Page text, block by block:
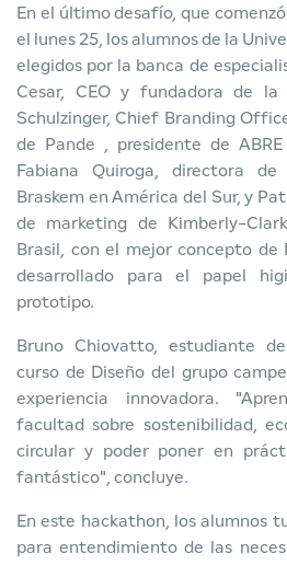
En el último desafío, que
el lunes 25, los alumnos de la
elegidos por la banca de
Cesar, CEO y fundadora de la
Schulzinger, Chief Branding
de
Pande , presidente de
Fabiana Quiroga, directora
Braskem en América del Sur, y
de marketing de
Kimberly-
Brasil, con el mejor concepto de
desarrollado para el papel
prototipo.
Bruno Chiovatto, estudiante
curso de Diseño del grupo
experiencia innovadora.
facultad sobre sostenibilidad,
circular y poder poner en
fantástico", concluye.
En este hackathon, los alumnos
para entendimiento de las